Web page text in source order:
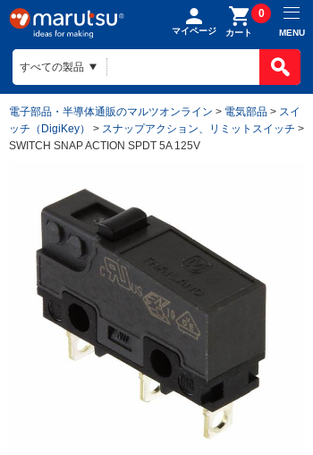
マイページ カート
0
MENU
電子部品・半導体通販のマルツオンライン > 電気部品 > スイ
ッチ（DigiKey）
> スナップアクション、リミットスイッチ >
SWITCH SNAP ACTION SPDT 5A 125V